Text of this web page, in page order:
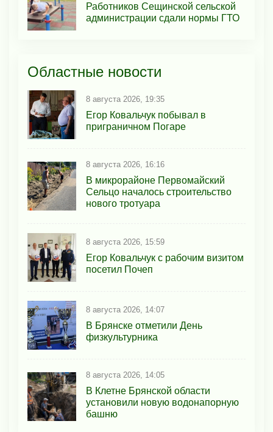
Работников Сещинской сельской
администрации сдали нормы ГТО
Областные новости
8 августа 2026, 19:35
Егор Ковальчук побывал в
приграничном Погаре
8 августа 2026, 16:16
В микрорайоне Первомайский
Сельцо началось строительство
нового тротуара
8 августа 2026, 15:59
Егор Ковальчук с рабочим визитом
посетил Почеп
8 августа 2026, 14:07
В Брянске отметили День
физкультурника
8 августа 2026, 14:05
В Клетне Брянской области
установили новую водонапорную
башню